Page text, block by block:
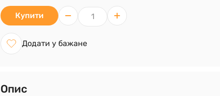
Купити
Додати у бажане
Опис